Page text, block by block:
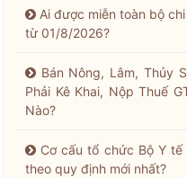
Ai được miễn toàn bộ
từ 01/8/2026?
Bán Nông, Lâm, Thủy
Phải Kê Khai, Nộp Thuế
Nào?
Cơ cấu tổ chức Bộ Y
theo quy định mới nhất?